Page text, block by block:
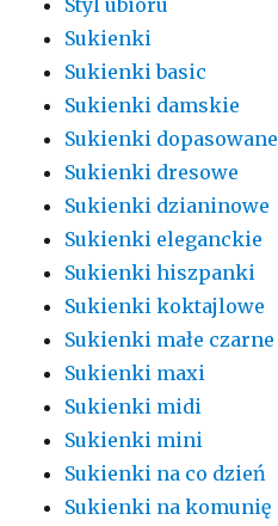
Sukienki
Sukienki basic
Sukienki damskie
Sukienki dopasowane
Sukienki dresowe
Sukienki dzianinowe
Sukienki eleganckie
Sukienki hiszpanki
Sukienki koktajlowe
Sukienki małe czarne
Sukienki maxi
Sukienki midi
Sukienki mini
Sukienki na co dzień
Sukienki na komunię